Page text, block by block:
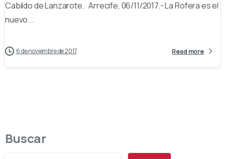
Cabildo de Lanzarote. Arrecife, 06/11/2017.- La Rofera es el
nuevo...
6 de noviembre de 2017 Read more
Buscar